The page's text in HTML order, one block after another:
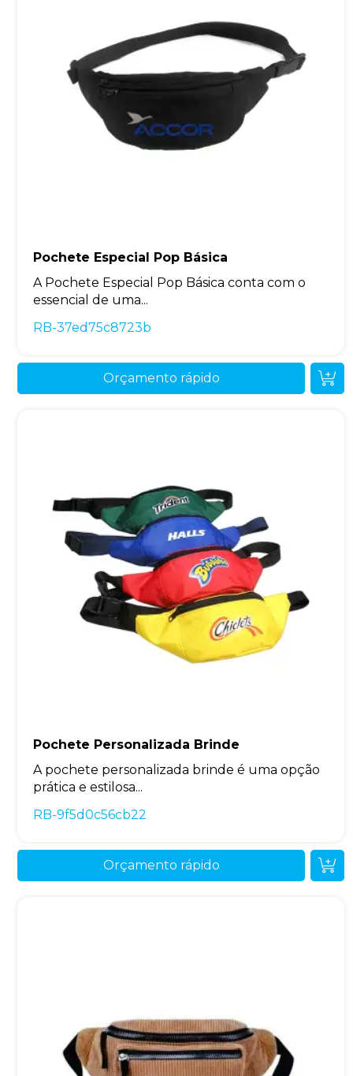
Pochete Especial Pop Básica
A Pochete Especial Pop Básica conta com o
essencial de uma...
RB-37ed75c8723b
Orçamento rápido
Pochete Personalizada Brinde
A pochete personalizada brinde é uma opção
prática e estilosa...
RB-9f5d0c56cb22
Orçamento rápido